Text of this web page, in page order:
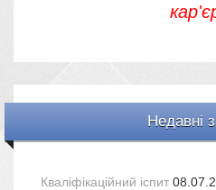
Недавні
Кваліфікаційний іспит